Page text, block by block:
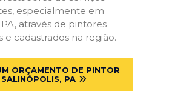
especialmente em
através de pintores
e cadastrados na região.
ORÇAMENTO DE PINTOR
SALINÓPOLIS, PA